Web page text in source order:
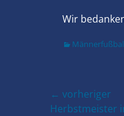
Wir
Kategorien
← vorheriger
Vorheriger
Herbstmeister